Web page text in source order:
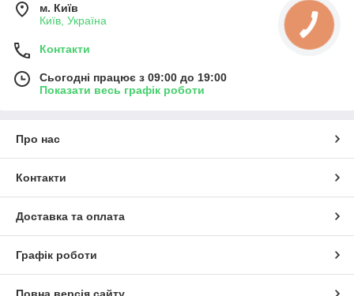
м. Київ
Київ, Україна
Контакти
Сьогодні працює з 09:00 до 19:00
Показати весь графік роботи
Про нас
Контакти
Доставка та оплата
Графік роботи